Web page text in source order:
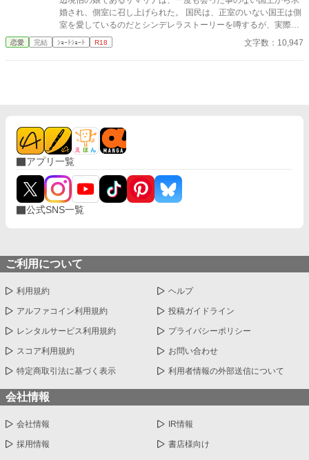
婚され、側室に召し上げられた。 国民は、正室のいない国王は側
室を愛しているのだとシンデレラストーリーを噂するが、実際の
扱われ方は酷いものである。 いつか離縁してくれるに違いない、
と願いながらサマリナは暇な後宮生活を、唯一相手になってくれ
恋愛 完結 ｼｮｰﾄｼｮｰﾄ R18 文字数：10,947
アプリ一覧
公式SNS一覧
ご利用について
利用規約 ヘルプ
アルファコイン利用規約 投稿ガイドライン
レンタルサービス利用規約 プライバシーポリシー
スコア利用規約 お問い合わせ
特定商取引法に基づく表示 利用者情報の外部送信について
会社情報
会社情報 IR情報
採用情報 書店様向け